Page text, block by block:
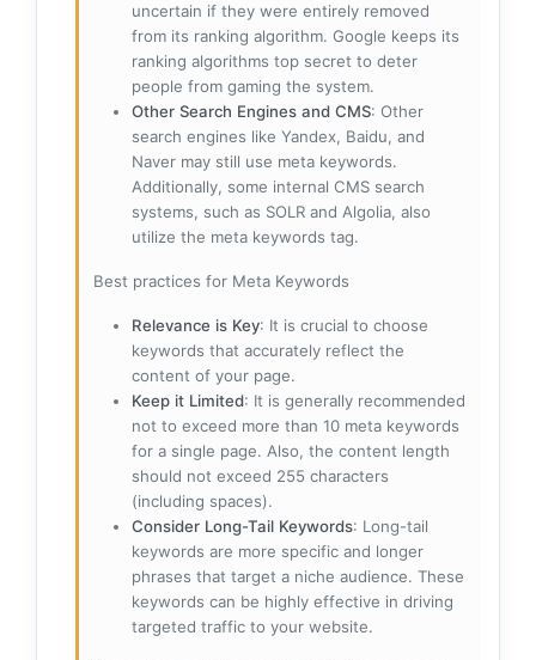
uncertain if they were entirely removed
from its ranking algorithm. Google keeps its
ranking algorithms top secret to deter
people from gaming the system.
Other Search Engines and CMS: Other
search engines like Yandex, Baidu, and
Naver may still use meta keywords.
Additionally, some internal CMS search
systems, such as SOLR and Algolia, also
utilize the meta keywords tag.
Best practices for Meta Keywords
Relevance is Key: It is crucial to choose
keywords that accurately reflect the
content of your page.
Keep it Limited: It is generally recommended
not to exceed more than 10 meta keywords
for a single page. Also, the content length
should not exceed 255 characters
(including spaces).
Consider Long-Tail Keywords: Long-tail
keywords are more specific and longer
phrases that target a niche audience. These
keywords can be highly effective in driving
targeted traffic to your website.